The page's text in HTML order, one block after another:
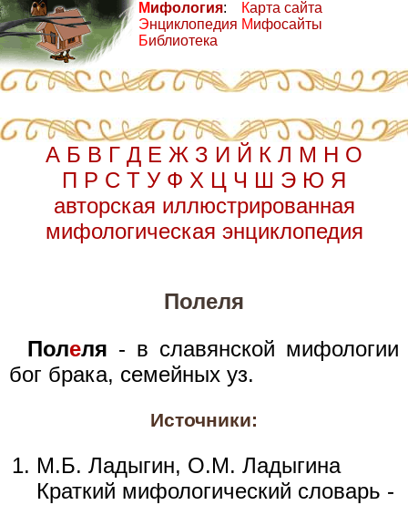
Мифология:
Энциклопедия
Библиотека
Карта сайта
Мифосайты
А Б В Г Д Е Ж З И Й К Л М Н О
П Р С Т У Ф Х Ц Ч Ш Э Ю Я
авторская иллюстрированная
мифологическая энциклопедия
Полеля
Полеля - в славянской мифологии
бог брака, семейных уз.
Источники:
М.Б. Ладыгин, О.М. Ладыгина
Краткий мифологический словарь -